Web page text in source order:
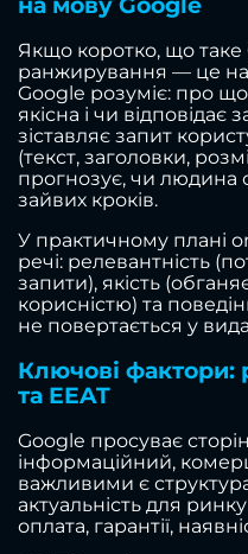
Якщо коротко, що таке
ранжирування — це
Google розуміє: про що
якісна і чи
зіставляє запит
(текст, заголовки,
прогнозує, чи людина
зайвих кроків.
У практичному плані
речі: релевантність
запити), якість
корисністю) та
не повертається у
Ключові фактори:
та EEAT
Google просуває
інформаційний,
важливими є
актуальність для
оплата, гарантії,